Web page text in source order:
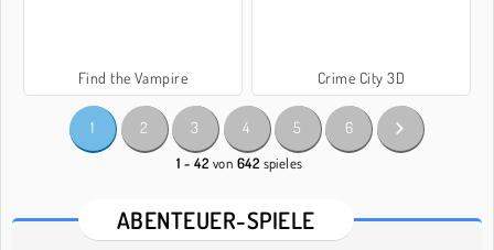
Find the Vampire Crime City 3D
1 2 3 4 5 6
1 - 42 von 642 spieles
ABENTEUER-SPIELE